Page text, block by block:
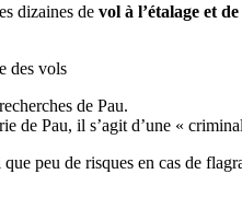
dizaines de vol à l’étalage et
des vols
de Pau.
de Pau, il s’agit d’une «
peu de risques en cas de